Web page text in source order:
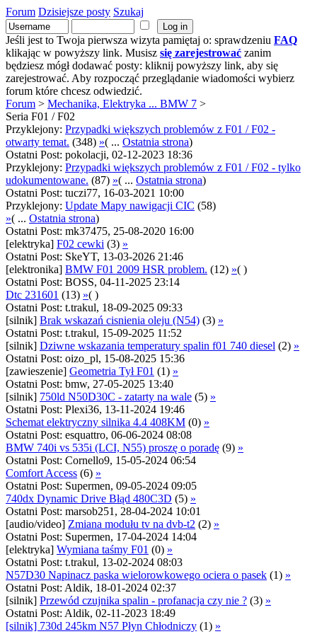
Forum Dzisiejsze posty Szukaj
Jeśli jest to Twoja pierwsza wizyta pamiętaj o: sprawdzeniu FAQ
klikając w powyższy link. Musisz się zarejestrować zanim
będziesz mógł dodawać posty: kliknij powyższy link, aby się
zarejestrować. Aby rozpocząć przeglądanie wiadomości wybierz
forum które chcesz odwiedzić.
Forum > Mechanika, Elektryka ... BMW 7 >
Seria F01 / F02
Przyklejony: Przypadki większych problemów z F01 / F02 -
otwarty temat. (348) »( ... Ostatnia strona)
Ostatni Post: pokolacji, 02-12-2023 18:36
Przyklejony: Przypadki większych problemów z F01 / F02 - tylko
udokumentowane. (87) »( ... Ostatnia strona)
Ostatni Post: tuczi77, 16-03-2021 10:00
Przyklejony: Update Mapy nawigacji CIC (58)
»( ... Ostatnia strona)
Ostatni Post: mk37475, 25-08-2020 16:00
[elektryka] F02 cewki (3) »
Ostatni Post: SkeYT, 13-03-2026 21:46
[elektronika] BMW F01 2009 HSR problem. (12) »( )
Ostatni Post: BOSS, 04-11-2025 23:14
Dtc 231601 (13) »( )
Ostatni Post: t.trakul, 18-09-2025 09:33
[silnik] Brak wskazań cisnienia oleju (N54) (3) »
Ostatni Post: t.trakul, 15-09-2025 11:52
[silnik] Dziwne wskazania temperatury spalin f01 740 diesel (2) »
Ostatni Post: oizo_pl, 15-08-2025 15:36
[zawieszenie] Geometria Tył F01 (1) »
Ostatni Post: bmw, 27-05-2025 13:40
[silnik] 750ld N50D30C - zatarty na wale (5) »
Ostatni Post: Plexi36, 13-11-2024 19:46
Schemat elektryczny silnika 4.4 408KM (0) »
Ostatni Post: esquattro, 06-06-2024 08:08
BMW 740i vs 535i (LCI, N55) proszę o poradę (9) »
Ostatni Post: Cornello9, 15-05-2024 06:54
Comfort Access (6) »
Ostatni Post: Supermen, 09-05-2024 09:05
740dx Dynamic Drive Błąd 480C3D (5) »
Ostatni Post: marsob251, 28-04-2024 10:01
[audio/video] Zmiana modułu tv na dvb-t2 (2) »
Ostatni Post: Supermen, 17-04-2024 14:04
[elektryka] Wymiana taśmy F01 (0) »
Ostatni Post: t.trakul, 13-02-2024 08:03
N57D30 Napinacz paska wielorowkowego ociera o pasek (1) »
Ostatni Post: Aldik, 18-01-2024 02:37
[silnik] Przewód czujnika spalin - profanacja czy nie ? (3) »
Ostatni Post: Aldik, 02-11-2023 18:49
[silnik] 730d 245km N57 Płyn Chłodniczy (1) »